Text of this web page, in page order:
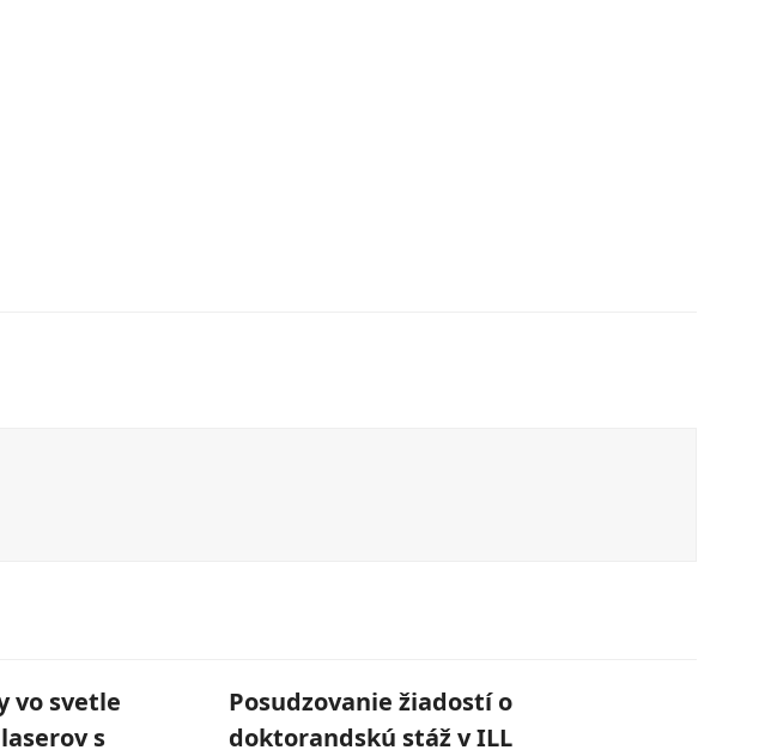
vo svetle
s
Posudzovanie žiadostí o
doktorandskú stáž v ILL